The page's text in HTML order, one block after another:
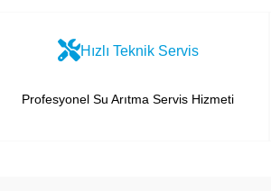
Hızlı Teknik Servis
Profesyonel Su Arıtma Servis Hizmeti